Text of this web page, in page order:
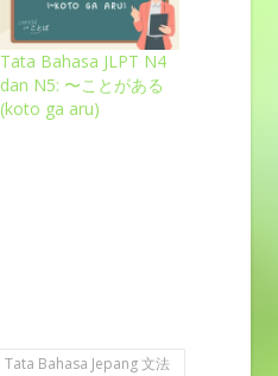
Tata Bahasa JLPT N4
dan N5: 〜ことがある
(koto ga aru)
Tata Bahasa Jepang 文法